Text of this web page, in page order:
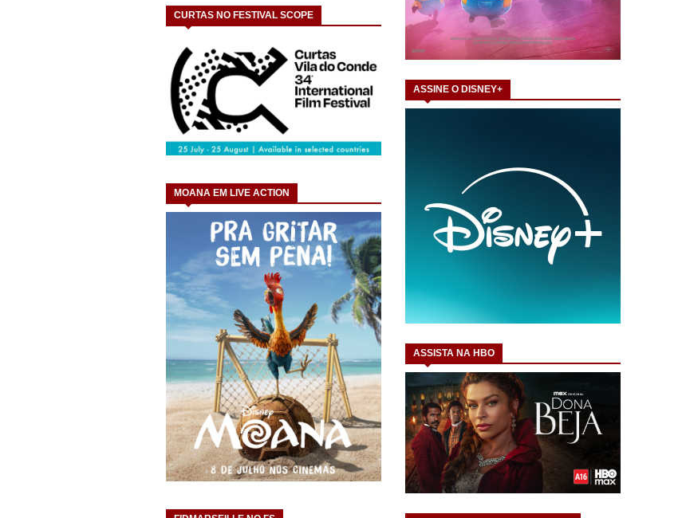
CURTAS NO FESTIVAL SCOPE
MOANA EM LIVE ACTION
ASSINE O DISNEY+
ASSISTA NA HBO